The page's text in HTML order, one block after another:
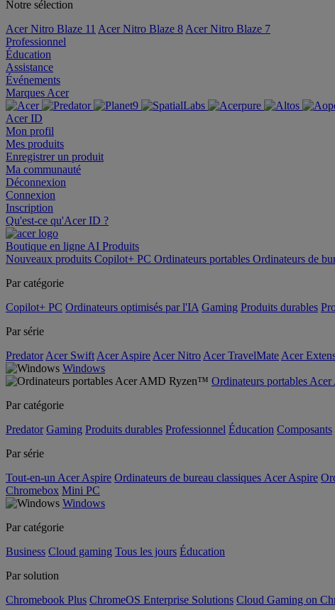
Notre sélection
Acer Nitro Blaze 11 Acer Nitro Blaze 8 Acer Nitro Blaze 7
Professionnel
Éducation
Assistance
Événements
Marques Acer
Acer ID
Mon profil
Mes produits
Enregistrer un produit
Ma communauté
Déconnexion
Connexion
Inscription
Qu'est-ce qu'Acer ID ?
Boutique en ligne AI Produits
Nouveaux produits Copilot+ PC Ordinateurs portables Ordinateurs de
Par catégorie
Copilot+ PC Ordinateurs optimisés par l'IA Gaming Produits durables
Par série
Predator Acer Swift Acer Aspire Acer Nitro Acer TravelMate Acer
Windows
Ordinateurs portables
Par catégorie
Predator Gaming Produits durables Professionnel Éducation Composants
Par série
Tout-en-un Acer Aspire Ordinateurs de bureau classiques Acer Aspire
Chromebox Mini PC
Windows
Par catégorie
Business Cloud gaming Tous les jours Éducation
Par solution
Chromebook Plus ChromeOS Enterprise Solutions Cloud Gaming on